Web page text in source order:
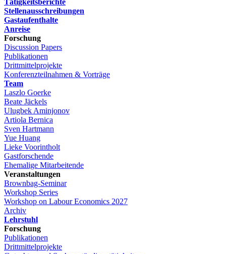
Tätigkeitsberichte
Stellenausschreibungen
Gastaufenthalte
Anreise
Forschung
Discussion Papers
Publikationen
Drittmittelprojekte
Konferenzteilnahmen & Vorträge
Team
Laszlo Goerke
Beate Jäckels
Ulugbek Aminjonov
Artiola Bernica
Sven Hartmann
Yue Huang
Lieke Voorintholt
Gastforschende
Ehemalige Mitarbeitende
Veranstaltungen
Brownbag-Seminar
Workshop Series
Workshop on Labour Economics 2027
Archiv
Lehrstuhl
Forschung
Publikationen
Drittmittelprojekte